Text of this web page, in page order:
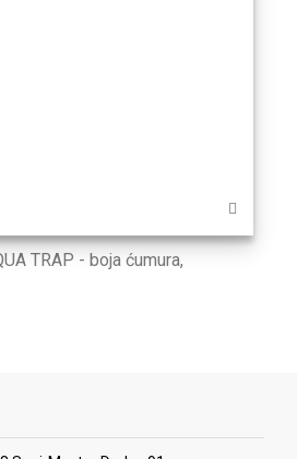
TRAP - boja ćumura,